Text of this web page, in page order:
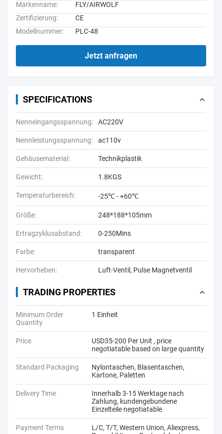
Markenname:
FLY/AIRWOLF
Zertifizierung:
CE
Modellnummer:
PLC-48
Jetzt anfragen
SPECIFICATIONS
Nenneingangsspannung: AC220V
Nennleistungsspannung: ac110v
Gehäusematerial: Technikplastik
Gewicht: 1.8KGS
Temperaturbereich: -25℃ - +60℃
Größe: 248*188*105mm
Ertragzyklusabstand: 0-250Mins
Farbe: transparent
Hervorheben: Luft-Ventil , Pulse Magnetventil
TRADING PROPERTIES
Minimum Order
Quantity
1 Einheit
Price
USD35-200 Per Unit , price
negotiatable based on large quantity
Standard Packaging
Nylontaschen, Blasentaschen,
Kartone, Paletten
Delivery Time
Innerhalb 3-15 Werktage nach
Zahlung, kundengebundene
Einzelteile negotiatable
Payment Terms
L/C, T/T, Western Union, Aliexpress,